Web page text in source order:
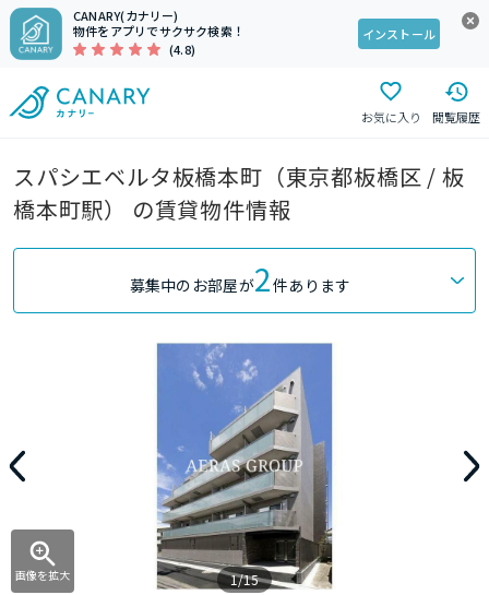
CANARY(カナリー)
物件をアプリでサクサク検索！
(4.8)
インストール
お気に入り 閲覧履歴
スパシエベルタ板橋本町（東京都板橋区 / 板
橋本町駅） の賃貸物件情報
募集中のお部屋が2件あります
画像を拡大 1/15